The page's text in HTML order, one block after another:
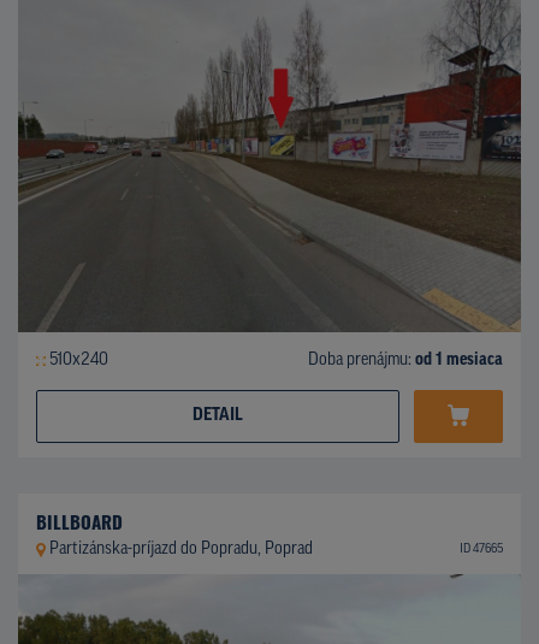
510x240 Doba prenájmu: od 1 mesiaca
DETAIL
BILLBOARD
Partizánska-príjazd do Popradu, Poprad ID 47665